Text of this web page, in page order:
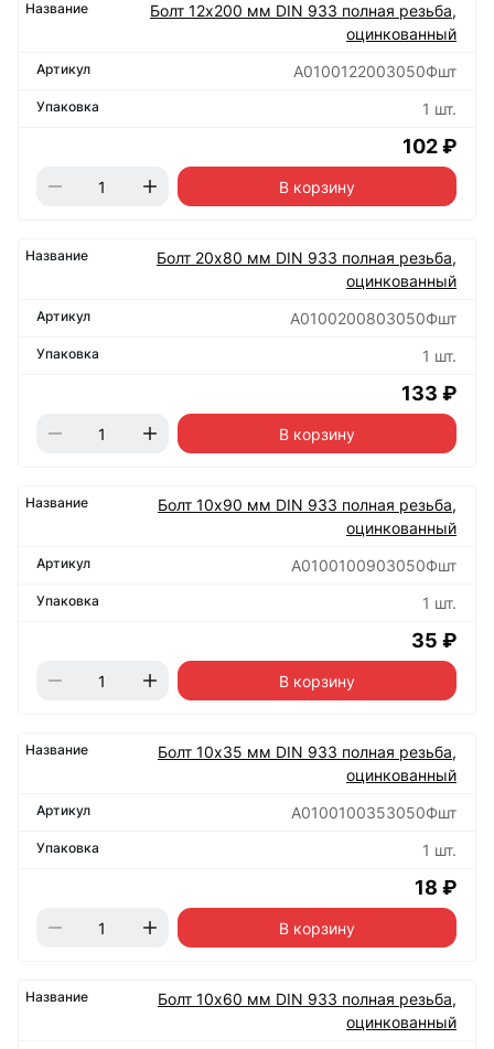
Болт 12х200 мм DIN 933 полная резьба,
оцинкованный
А0100122003050Фшт
1 шт.
102 ₽
В корзину
Болт 20х80 мм DIN 933 полная резьба,
оцинкованный
А0100200803050Фшт
1 шт.
133 ₽
В корзину
Болт 10х90 мм DIN 933 полная резьба,
оцинкованный
А0100100903050Фшт
1 шт.
35 ₽
В корзину
Болт 10х35 мм DIN 933 полная резьба,
оцинкованный
А0100100353050Фшт
1 шт.
18 ₽
В корзину
Болт 10х60 мм DIN 933 полная резьба,
оцинкованный